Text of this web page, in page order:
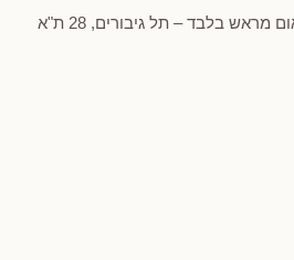
בלבד – תל גיבורים, 28 ת"א